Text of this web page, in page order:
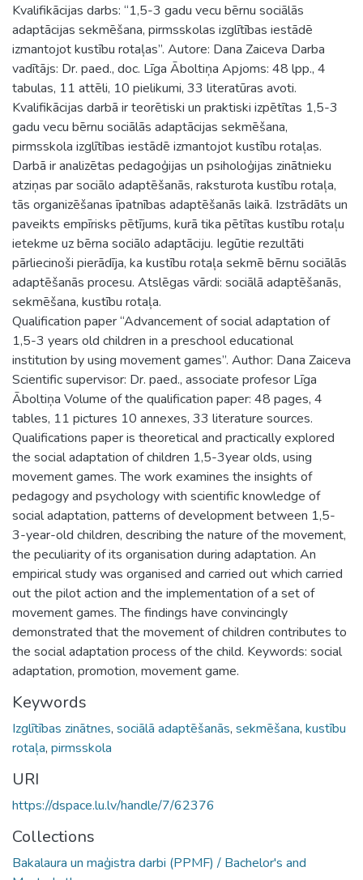
Kvalifikācijas darbs: “1,5-3 gadu vecu bērnu sociālās
adaptācijas sekmēšana, pirmsskolas izglītības iestādē
izmantojot kustību rotaļas”. Autore: Dana Zaiceva Darba
vadītājs: Dr. paed., doc. Līga Āboltiņa Apjoms: 48 lpp., 4
tabulas, 11 attēli, 10 pielikumi, 33 literatūras avoti.
Kvalifikācijas darbā ir teorētiski un praktiski izpētītas 1,5-3
gadu vecu bērnu sociālās adaptācijas sekmēšana,
pirmsskola izglītības iestādē izmantojot kustību rotaļas.
Darbā ir analizētas pedagoģijas un psiholoģijas zinātnieku
atziņas par sociālo adaptēšanās, raksturota kustību rotaļa,
tās organizēšanas īpatnības adaptēšanās laikā. Izstrādāts un
paveikts empīrisks pētījums, kurā tika pētītas kustību rotaļu
ietekme uz bērna sociālo adaptāciju. Iegūtie rezultāti
pārliecinoši pierādīja, ka kustību rotaļa sekmē bērnu sociālās
adaptēšanās procesu. Atslēgas vārdi: sociālā adaptēšanās,
sekmēšana, kustību rotaļa.
Qualification paper “Advancement of social adaptation of
1,5-3 years old children in a preschool educational
institution by using movement games”. Author: Dana Zaiceva
Scientific supervisor: Dr. paed., associate profesor Līga
Āboltiņa Volume of the qualification paper: 48 pages, 4
tables, 11 pictures 10 annexes, 33 literature sources.
Qualifications paper is theoretical and practically explored
the social adaptation of children 1,5-3year olds, using
movement games. The work examines the insights of
pedagogy and psychology with scientific knowledge of
social adaptation, patterns of development between 1,5-
3-year-old children, describing the nature of the movement,
the peculiarity of its organisation during adaptation. An
empirical study was organised and carried out which carried
out the pilot action and the implementation of a set of
movement games. The findings have convincingly
demonstrated that the movement of children contributes to
the social adaptation process of the child. Keywords: social
adaptation, promotion, movement game.
Keywords
Izglītības zinātnes, sociālā adaptēšanās, sekmēšana, kustību
rotaļa, pirmsskola
URI
https://dspace.lu.lv/handle/7/62376
Collections
Bakalaura un maģistra darbi (PPMF) / Bachelor's and